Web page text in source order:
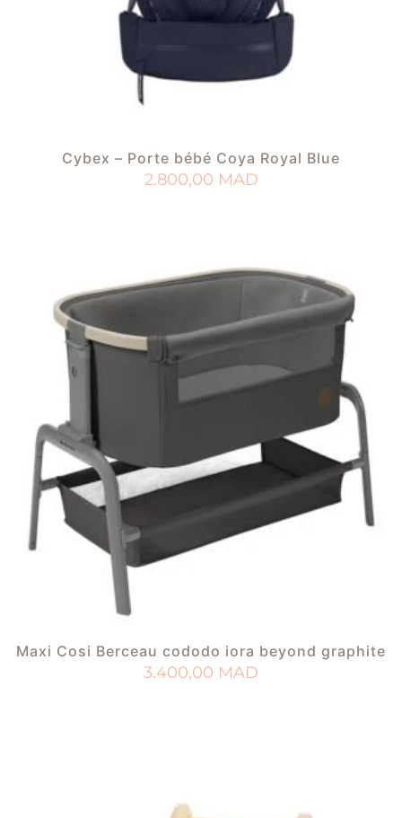
Cybex – Porte bébé Coya Royal Blue
2.800,00 MAD
Maxi Cosi Berceau cododo iora beyond graphite
3.400,00 MAD